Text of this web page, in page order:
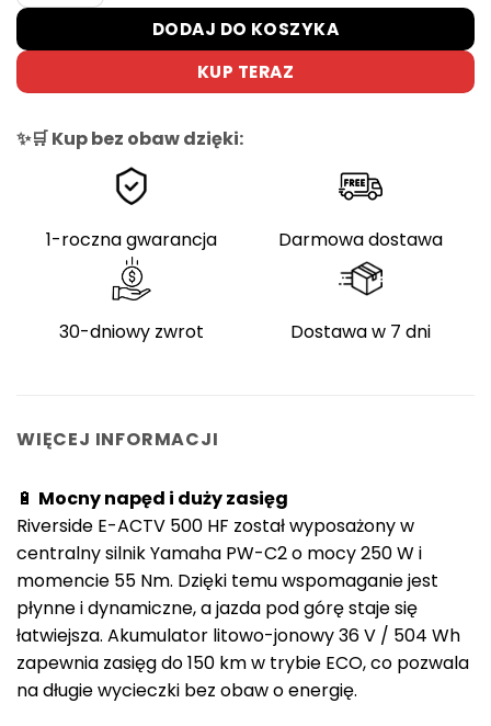
DODAJ DO KOSZYKA
KUP TERAZ
✨🛒 Kup bez obaw dzięki:
1-roczna gwarancja Darmowa dostawa
30-dniowy zwrot Dostawa w 7 dni
WIĘCEJ INFORMACJI
🔋 Mocny napęd i duży zasięg
Riverside E-ACTV 500 HF został wyposażony w
centralny silnik Yamaha PW-C2 o mocy 250 W i
momencie 55 Nm. Dzięki temu wspomaganie jest
płynne i dynamiczne, a jazda pod górę staje się
łatwiejsza. Akumulator litowo-jonowy 36 V / 504 Wh
zapewnia zasięg do 150 km w trybie ECO, co pozwala
na długie wycieczki bez obaw o energię.